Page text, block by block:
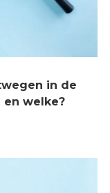
in de
en welke?